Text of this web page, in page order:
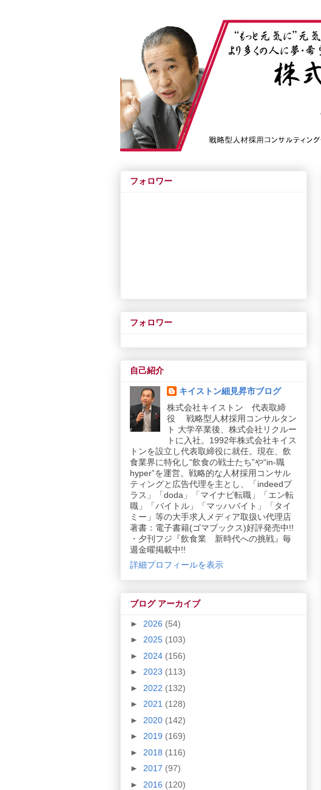
フォロワー
フォロワー
自己紹介
キイストン細見昇市ブログ
株式会社キイストン 代表取締
役 戦略型人材採用コンサルタン
ト 大学卒業後、株式会社リクルー
トに入社。1992年株式会社キイス
トンを設立し代表取締役に就任。現在、飲
食業界に特化し“飲食の戦士たち”や“in-職
hyper”を運営。戦略的な人材採用コンサル
ティングと広告代理を主とし、「indeedプ
ラス」「doda」「マイナビ転職」「エン転
職」「バイトル」「マッハバイト」「タイ
ミー」等の大手求人メディア取扱い代理店
著書：電子書籍(ゴマブックス)好評発売中!!
・夕刊フジ『飲食業 新時代への挑戦』毎
週金曜掲載中!!
詳細プロフィールを表示
ブログ アーカイブ
► 2026 (54)
► 2025 (103)
► 2024 (156)
► 2023 (113)
► 2022 (132)
► 2021 (128)
► 2020 (142)
► 2019 (169)
► 2018 (116)
► 2017 (97)
► 2016 (120)